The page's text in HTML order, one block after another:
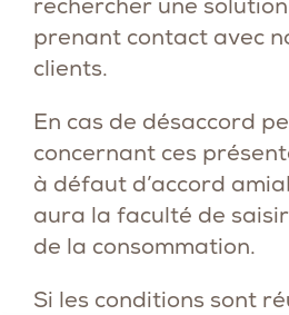
prenant contact avec
clients.
En cas de désaccord
concernant ces
à défaut d’accord
aura la faculté de
de la consommation.
Si les conditions sont